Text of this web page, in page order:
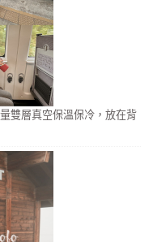
雙層真空保溫保冷，放在背